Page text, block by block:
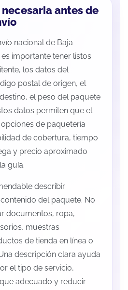
antes de
nacional de Baja
importante tener listos
los datos del
postal de origen, el
el peso del paquete
datos permiten que el
de paquetería
de cobertura, tiempo
y precio aproximado
guía.
describir
del paquete. No
documentos, ropa,
muestras
de tienda en línea o
descripción clara ayuda
el tipo de servicio,
adecuado y reducir